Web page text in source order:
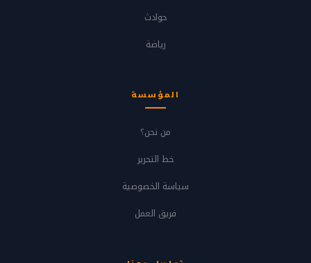
حوادث
رياضة
المؤسسة
من نحن؟
خط التحرير
سياسة الخصوصية
فريق العمل